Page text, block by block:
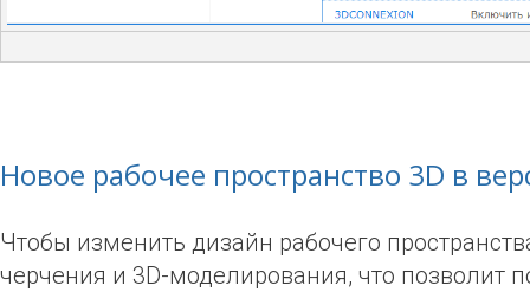
Новое рабочее пространство 3D в
Чтобы изменить дизайн рабочего
черчения и 3D-моделирования, что позволит